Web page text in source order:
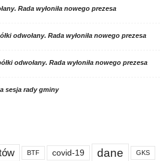
Rada wyłoniła nowego prezesa
odwołany. Rada wyłoniła nowego prezesa
odwołany. Rada wyłoniła nowego prezesa
sesja rady gminy
BTF covid-19 dane GKS